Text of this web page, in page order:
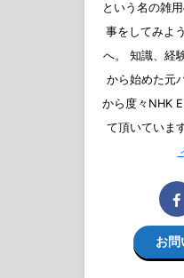
という名の雑
事をしてみよ
へ。 知識、経
から始めた元
から度々NHK
て頂いていま
お問